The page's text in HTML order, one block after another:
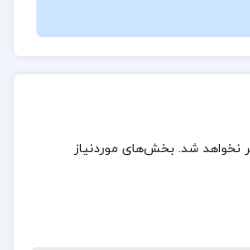
کتاب مقدس اورشلیم، برای رفع
روایت دیگر کتاب مقدس نیز
تمامی ترجمه‌های فارسی
مارلون براندو برای چه کسانی
نخواهد شد. بخش‌های موردنیاز